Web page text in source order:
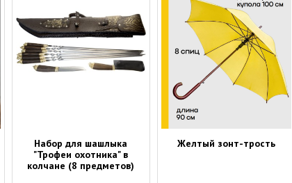
Набор для шашлыка
"Трофеи охотника" в
колчане (8 предметов)
Желтый зонт-трость